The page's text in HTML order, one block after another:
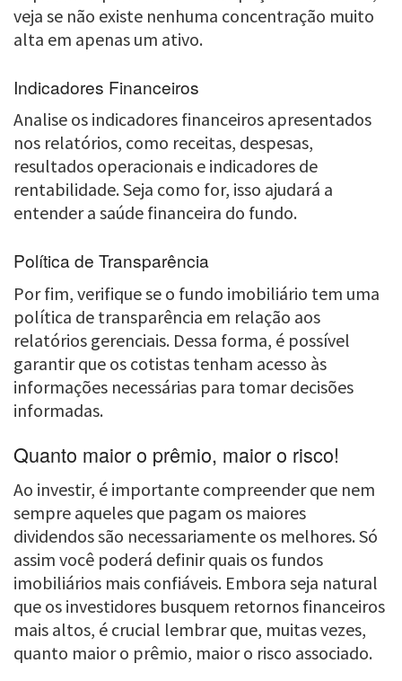
veja se não existe nenhuma concentração muito
alta em apenas um ativo.
Indicadores Financeiros
Analise os indicadores financeiros apresentados
nos relatórios, como receitas, despesas,
resultados operacionais e indicadores de
rentabilidade. Seja como for, isso ajudará a
entender a saúde financeira do fundo.
Política de Transparência
Por fim, verifique se o fundo imobiliário tem uma
política de transparência em relação aos
relatórios gerenciais. Dessa forma, é possível
garantir que os cotistas tenham acesso às
informações necessárias para tomar decisões
informadas.
Quanto maior o prêmio, maior o risco!
Ao investir, é importante compreender que nem
sempre aqueles que pagam os maiores
dividendos são necessariamente os melhores. Só
assim você poderá definir quais os fundos
imobiliários mais confiáveis. Embora seja natural
que os investidores busquem retornos financeiros
mais altos, é crucial lembrar que, muitas vezes,
quanto maior o prêmio, maior o risco associado.